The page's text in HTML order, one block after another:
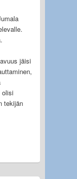
jäisi
olisi
tekijän